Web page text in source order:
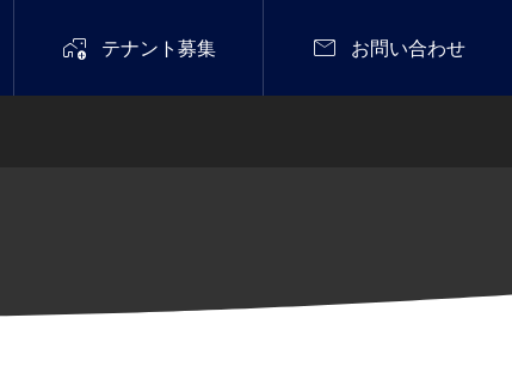
 テナント募集  お問い合わせ